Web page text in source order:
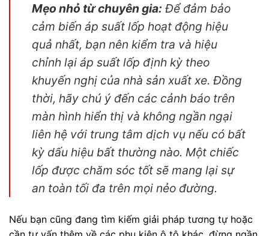
Mẹo nhỏ từ chuyên gia: Để đảm bảo
cảm biến áp suất lốp hoạt động hiệu
quả nhất, bạn nên kiểm tra và hiệu
chỉnh lại áp suất lốp định kỳ theo
khuyến nghị của nhà sản xuất xe. Đồng
thời, hãy chú ý đến các cảnh báo trên
màn hình hiển thị và không ngần ngại
liên hệ với trung tâm dịch vụ nếu có bất
kỳ dấu hiệu bất thường nào. Một chiếc
lốp được chăm sóc tốt sẽ mang lại sự
an toàn tối đa trên mọi nẻo đường.
Nếu bạn cũng đang tìm kiếm giải pháp tương tự hoặc